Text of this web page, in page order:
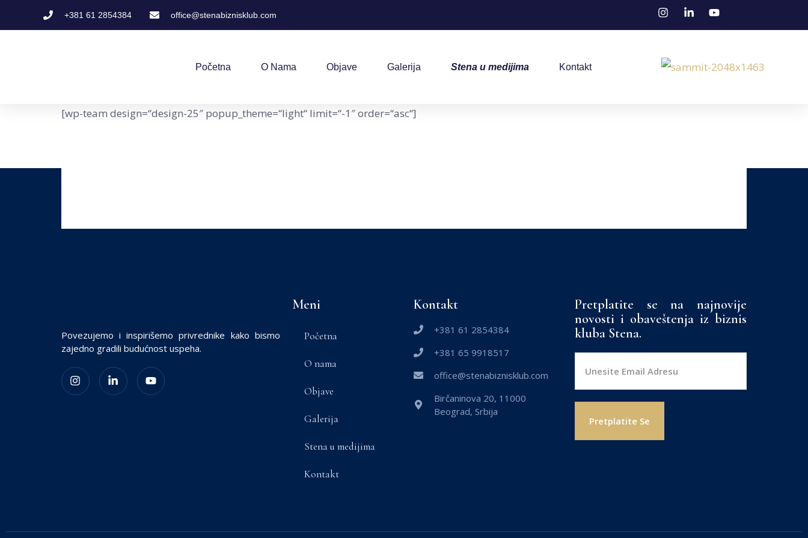
+381 61 2854384 office@stenabiznisklub.com
Početna O Nama Objave Galerija Stena u medijima Kontakt
[wp-team design=“design-25″ popup_theme=“light“ limit=“-1″ order=“asc“]
Povezujemo i inspirišemo privrednike kako bismo
zajedno gradili budućnost uspeha.
Meni
Početna
O nama
Objave
Galerija
Stena u medijima
Kontakt
Kontakt
+381 61 2854384
+381 65 9918517
office@stenabiznisklub.com
Birčaninova 20, 11000
Beograd, Srbija
Pretplatite se na najnovije
novosti i obaveštenja iz biznis
kluba Stena.